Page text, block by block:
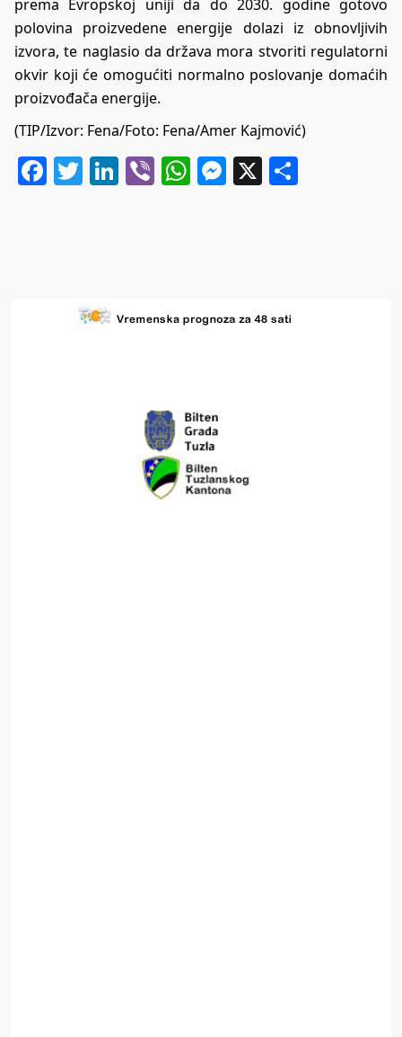
prema Evropskoj uniji da do 2030. godine gotovo
polovina proizvedene energije dolazi iz obnovljivih
izvora, te naglasio da država mora stvoriti regulatorni
okvir koji će omogućiti normalno poslovanje domaćih
proizvođača energije.
(TIP/Izvor: Fena/Foto: Fena/Amer Kajmović)
Facebook
Twitter
LinkedIn
ViberWhatsApp
Messenger
X